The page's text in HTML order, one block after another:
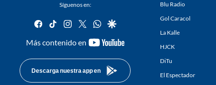
Síguenos en:
facebook
tiktok instagram
twitterwhatsapp
google
Más contenido en
youtube-
Descarga nuestra app en
Blu Radio
Gol Caracol
La Kalle
HJCK
DiTu
El Espectador